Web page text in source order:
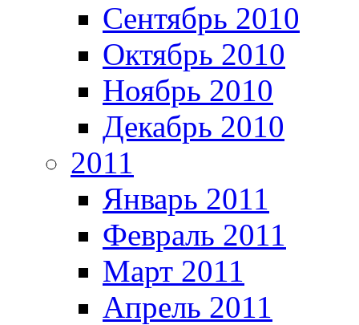
Сентябрь 2010
Октябрь 2010
Ноябрь 2010
Декабрь 2010
2011
Январь 2011
Февраль 2011
Март 2011
Апрель 2011